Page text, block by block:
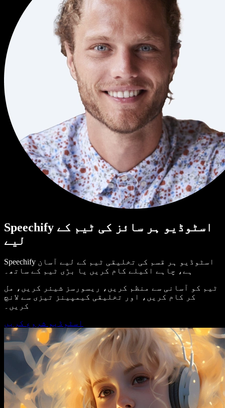
Speechify اسٹوڈیو ہر سائز کی ٹیم کے
لیے
Speechify اسٹوڈیو ہر قسم کی تخلیقی ٹیم کے لیے آسان
ہے، چاہے اکیلے کام کریں یا بڑی ٹیم کے ساتھ۔
ٹیم کو آسانی سے منظم کریں، ریسورسز شیئر کریں، مل
کر کام کریں، اور تخلیقی کیمپینز تیزی سے لانچ
کریں۔
اسٹوڈیو شروع کریں